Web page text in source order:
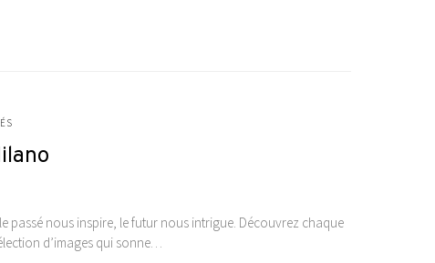
passé nous inspire, le futur nous intrigue. Découvrez chaque
d’images qui sonne…